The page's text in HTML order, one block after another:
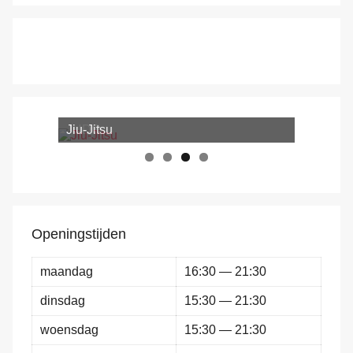
Jiu-Jitsu
Openingstijden
maandag 16:30 — 21:30
dinsdag 15:30 — 21:30
woensdag 15:30 — 21:30